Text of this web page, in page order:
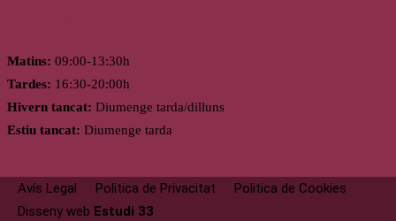
Matins: 09:00-13:30h
Tardes: 16:30-20:00h
Hivern tancat: Diumenge tarda/dilluns
Estiu tancat: Diumenge tarda
Avís Legal Politica de Privacitat
Politica de Cookies
Disseny web Estudi 33